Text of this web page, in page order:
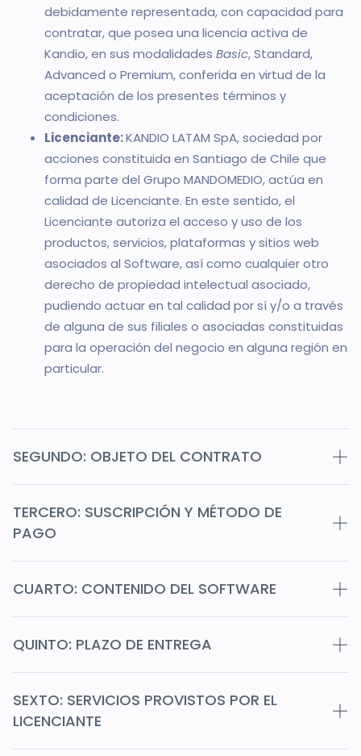
debidamente representada, con capacidad para
contratar, que posea una licencia activa de
Kandio, en sus modalidades Basic, Standard,
Advanced o Premium, conferida en virtud de la
aceptación de los presentes términos y
condiciones.
Licenciante:KANDIO LATAM SpA, sociedad por
acciones constituida en Santiago de Chile que
forma parte del Grupo MANDOMEDIO, actúa en
calidad de Licenciante. En este sentido, el
Licenciante autoriza el acceso y uso de los
productos, servicios, plataformas y sitios web
asociados al Software, así como cualquier otro
derecho de propiedad intelectual asociado,
pudiendo actuar en tal calidad por sí y/o a través
de alguna de sus filiales o asociadas constituidas
para la operación del negocio en alguna región en
particular.
SEGUNDO: OBJETO DEL CONTRATO
TERCERO: SUSCRIPCIÓN Y MÉTODO DE
PAGO
CUARTO: CONTENIDO DEL SOFTWARE
QUINTO: PLAZO DE ENTREGA
SEXTO: SERVICIOS PROVISTOS POR EL
LICENCIANTE